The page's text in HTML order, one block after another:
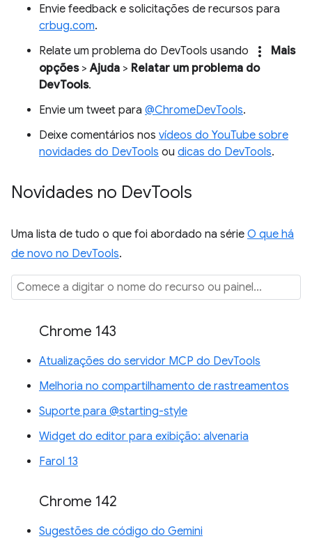
Envie feedback e solicitações de recursos para
crbug.com.
Relate um problema do DevTools usando
more_vert
Mais
opções>Ajuda > Relatar um problema do
DevTools.
Envie um tweet para @ChromeDevTools.
Deixe comentários nos vídeos do YouTube sobre
novidades do DevTools ou dicas do DevTools.
Novidades no DevTools
Uma lista de tudo o que foi abordado na série O que há
de novo no DevTools.
Chrome 143
Atualizações do servidor MCP do DevTools
Melhoria no compartilhamento de rastreamentos
Suporte para @starting-style
Widget do editor para exibição: alvenaria
Farol 13
Chrome 142
Sugestões de código do Gemini